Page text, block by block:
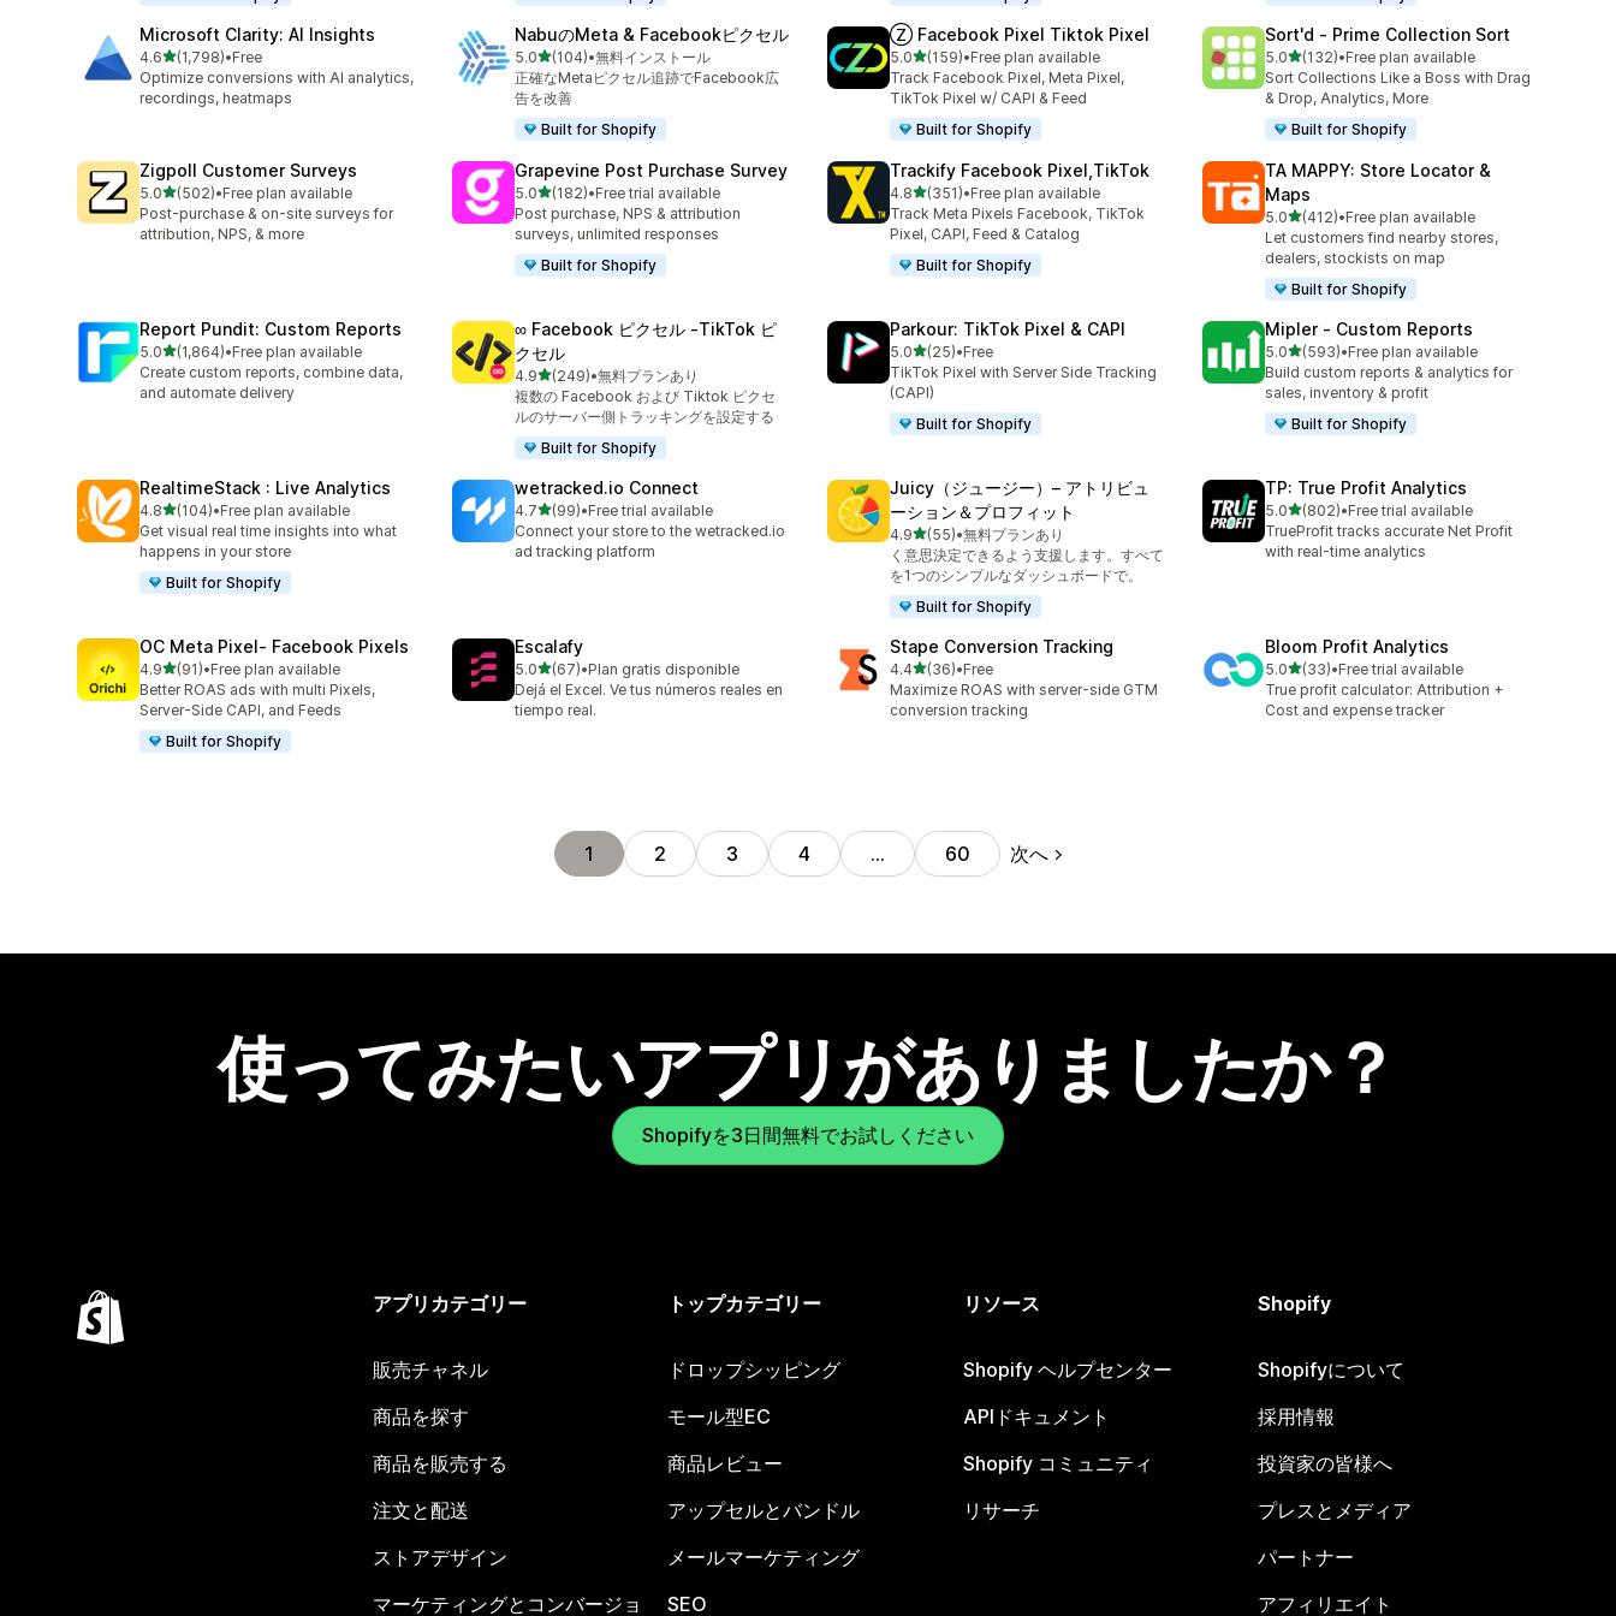
Microsoft Clarity: AI Insights
4.65つ星中
(1,798)
合計レビュー数：1798件
•Free
Optimize conversions with AI analytics,
recordings, heatmaps
NabuのMeta & Facebookピクセル
5.05つ星中
(104)
合計レビュー数：104件
•無料インストール
正確なMetaピクセル追跡でFacebook広
告を改善
Built for Shopify
Ⓩ Facebook Pixel Tiktok Pixel
5.05つ星中
(159)
合計レビュー数：159件
•Free plan available
Track Facebook Pixel, Meta Pixel,
TikTok Pixel w/ CAPI & Feed
Built for Shopify
Sort'd ‑ Prime Collection Sort
5.05つ星中
(132)
合計レビュー数：132件
•Free plan available
Sort Collections Like a Boss with Drag
& Drop, Analytics, More
Built for Shopify
Zigpoll Customer Surveys
5.05つ星中
(502)
合計レビュー数：502件
•Free plan available
Post-purchase & on-site surveys for
attribution, NPS, & more
Grapevine Post Purchase Survey
5.05つ星中
(182)
合計レビュー数：182件
•Free trial available
Post purchase, NPS & attribution
surveys, unlimited responses
Built for Shopify
Trackify Facebook Pixel,TikTok
4.85つ星中
(351)
合計レビュー数：351件
•Free plan available
Track Meta Pixels Facebook, TikTok
Pixel, CAPI, Feed & Catalog
Built for Shopify
TA MAPPY: Store Locator &
Maps
5.05つ星中
(412)
合計レビュー数：412件
•Free plan available
Let customers find nearby stores,
dealers, stockists on map
Built for Shopify
Report Pundit: Custom Reports
5.05つ星中
(1,864)
合計レビュー数：1864件
•Free plan available
Create custom reports, combine data,
and automate delivery
∞ Facebook ピクセル ‑TikTok ピ
クセル
4.95つ星中
(249)
合計レビュー数：249件
•無料プランあり
複数の Facebook および Tiktok ピクセ
ルのサーバー側トラッキングを設定する
Built for Shopify
Parkour: TikTok Pixel & CAPI
5.05つ星中
(25)
合計レビュー数：25件
•Free
TikTok Pixel with Server Side Tracking
(CAPI)
Built for Shopify
Mipler ‑ Custom Reports
5.05つ星中
(593)
合計レビュー数：593件
•Free plan available
Build custom reports & analytics for
sales, inventory & profit
Built for Shopify
RealtimeStack : Live Analytics
4.85つ星中
(104)
合計レビュー数：104件
•Free plan available
Get visual real time insights into what
happens in your store
Built for Shopify
wetracked.io Connect
4.75つ星中
(99)
合計レビュー数：99件
•Free trial available
Connect your store to the wetracked.io
ad tracking platform
Juicy（ジュージー）– アトリビュ
ーション＆プロフィット
4.95つ星中
(55)
合計レビュー数：55件
•無料プランあり
く意思決定できるよう支援します。すべて
を1つのシンプルなダッシュボードで。
Built for Shopify
TP: True Profit Analytics
5.05つ星中
(802)
合計レビュー数：802件
•Free trial available
TrueProfit tracks accurate Net Profit
with real-time analytics
OC Meta Pixel‑ Facebook Pixels
4.95つ星中
(91)
合計レビュー数：91件
•Free plan available
Better ROAS ads with multi Pixels,
Server-Side CAPI, and Feeds
Built for Shopify
Escalafy
5.05つ星中
(67)
合計レビュー数：67件
•Plan gratis disponible
Dejá el Excel. Ve tus números reales en
tiempo real.
Stape Conversion Tracking
4.45つ星中
(36)
合計レビュー数：36件
•Free
Maximize ROAS with server-side GTM
conversion tracking
Bloom Profit Analytics
5.05つ星中
(33)
合計レビュー数：33件
•Free trial available
True profit calculator: Attribution +
Cost and expense tracker
1 2 3 4 … 60 次へ
使ってみたいアプリがありましたか？
Shopifyを3日間無料でお試しください
アプリカテゴリー
販売チャネル
商品を探す
商品を販売する
注文と配送
ストアデザイン
マーケティングとコンバージョ
トップカテゴリー
ドロップシッピング
モール型EC
商品レビュー
アップセルとバンドル
メールマーケティング
SEO
リソース
Shopify ヘルプセンター
APIドキュメント
Shopify コミュニティ
リサーチ
Shopify
Shopifyについて
採用情報
投資家の皆様へ
プレスとメディア
パートナー
アフィリエイト